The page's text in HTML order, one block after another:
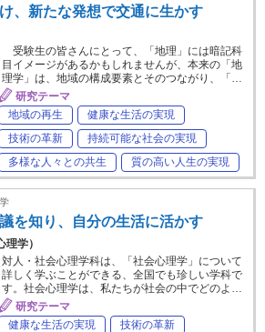
、新たな発想で交通に生かす
受験生の皆さんにとって、「地理」には暗記科
目イメージがあるかもしれませんが、本来の「地
理学」は、地域の構成要素とそのつながり、「…
研究テーマ
地域の再生
健康な生活の実現
技術の革新
持続可能な社会の実現
多様な人々との共生
質の高い人生の実現
を知り、自分の生活に活かす
学）
対人・社会心理学科は、「社会心理学」について
詳しく学ぶことができる、全国でも珍しい学科で
す。社会心理学は、私たちが社会の中でどのよ…
研究テーマ
健康な生活の実現
技術の革新